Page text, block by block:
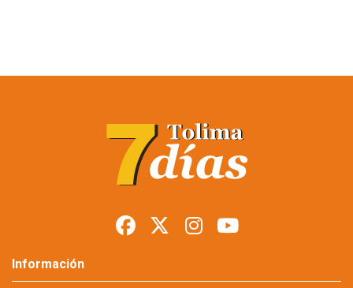
armas en Tolima
durante posesión
presidencial